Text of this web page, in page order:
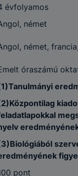
évfolyamos
német
német,
óraszámú
pont